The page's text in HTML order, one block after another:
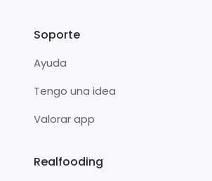
Soporte
Ayuda
Tengo una idea
Valorar app
Realfooding